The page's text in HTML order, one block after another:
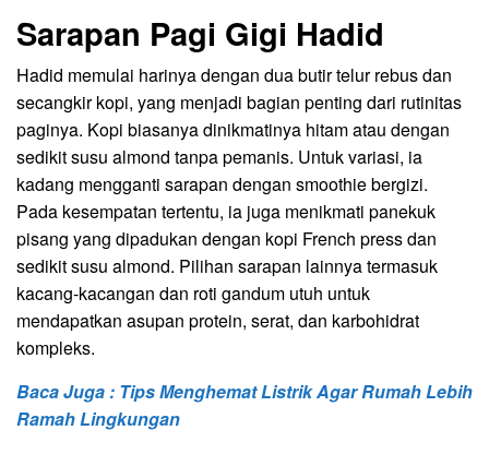
Sarapan Pagi Gigi Hadid
Hadid memulai harinya dengan dua butir telur rebus dan
secangkir kopi, yang menjadi bagian penting dari rutinitas
paginya. Kopi biasanya dinikmatinya hitam atau dengan
sedikit susu almond tanpa pemanis. Untuk variasi, ia
kadang mengganti sarapan dengan smoothie bergizi.
Pada kesempatan tertentu, ia juga menikmati panekuk
pisang yang dipadukan dengan kopi French press dan
sedikit susu almond. Pilihan sarapan lainnya termasuk
kacang-kacangan dan roti gandum utuh untuk
mendapatkan asupan protein, serat, dan karbohidrat
kompleks.
Baca Juga : Tips Menghemat Listrik Agar Rumah Lebih
Ramah Lingkungan